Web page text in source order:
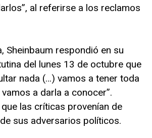
al referirse a los reclamos
Sheinbaum respondió en su
del lunes 13 de octubre que
nada (…) vamos a tener toda
a darla a conocer”.
las críticas provenían de
de sus adversarios políticos.